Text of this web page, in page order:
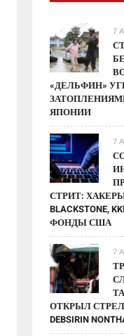
7
«ДЕЛЬФИН»
ЯПОНИИ
7
СТРИТ:
BLACKSTONE,
ФОНДЫ США
7
ОТКРЫЛ
DEBSIRIN